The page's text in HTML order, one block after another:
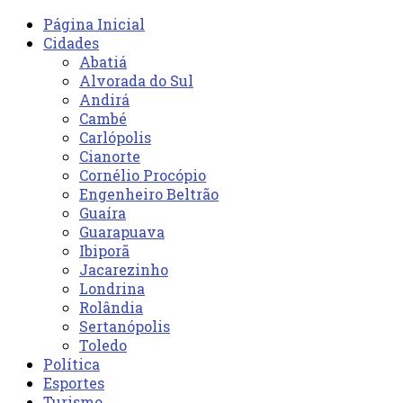
Página Inicial
Cidades
Abatiá
Alvorada do Sul
Andirá
Cambé
Carlópolis
Cianorte
Cornélio Procópio
Engenheiro Beltrão
Guaíra
Guarapuava
Ibiporã
Jacarezinho
Londrina
Rolândia
Sertanópolis
Toledo
Política
Esportes